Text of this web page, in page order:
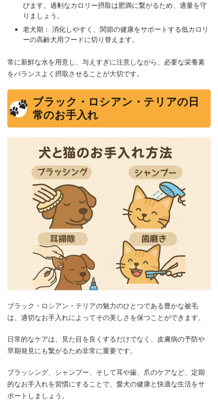
びます。過剰なカロリー摂取は肥満に繋がるため、適量を守
りましょう。
老犬期： 消化しやすく、関節の健康をサポートする低カロリ
ーの高齢犬用フードに切り替えます。
常に新鮮な水を用意し、与えすぎに注意しながら、必要な栄養素
をバランスよく摂取させることが大切です。
ブラック・ロシアン・テリアの日
常のお手入れ
ブラック・ロシアン・テリアの魅力のひとつである豊かな被毛
は、適切なお手入れによってその美しさを保つことができます。
日常的なケアは、見た目を良くするだけでなく、皮膚病の予防や
早期発見にも繋がるため非常に重要です。
ブラッシング、シャンプー、そして耳や歯、爪のケアなど、定期
的なお手入れを習慣にすることで、愛犬の健康と快適な生活をサ
ポートしましょう。